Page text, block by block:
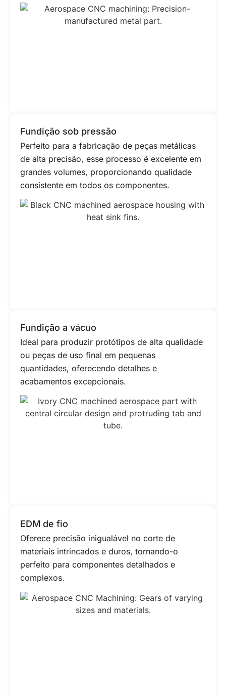
Fundição sob pressão
Perfeito para a fabricação de peças metálicas
de alta precisão, esse processo é excelente em
grandes volumes, proporcionando qualidade
consistente em todos os componentes.
Fundição a vácuo
Ideal para produzir protótipos de alta qualidade
ou peças de uso final em pequenas
quantidades, oferecendo detalhes e
acabamentos excepcionais.
EDM de fio
Oferece precisão inigualável no corte de
materiais intrincados e duros, tornando-o
perfeito para componentes detalhados e
complexos.